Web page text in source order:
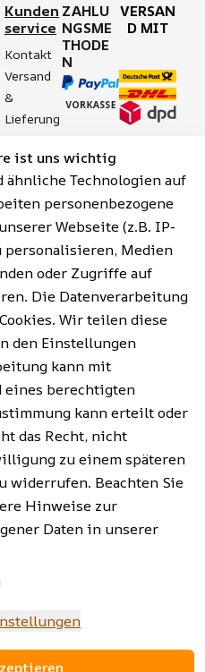
ist uns wichtig
ähnliche Technologien auf
personenbezogene
Webseite (z.B. IP-
personalisieren, Medien
oder Zugriffe auf
Die Datenverarbeitung
Wir teilen diese
den Einstellungen
kann mit
berechtigten
kann erteilt oder
das Recht, nicht
zu einem späteren
widerrufen. Beachten Sie
Hinweise zur
Daten in unserer
Kunden
service
Kontakt
Versand
&
Lieferung
&
Sicherhei
t
Häufige
Fragen
(FAQ)
ZAHLU
NGSME
THODE
N
VERSAN
D MIT
| Impressum |
|
|